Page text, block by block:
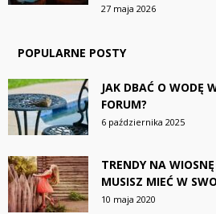
27 maja 2026
POPULARNE POSTY
JAK DBAĆ O WODĘ
FORUM?
6 października 2025
TRENDY NA
MUSISZ MIEĆ W
10 maja 2020